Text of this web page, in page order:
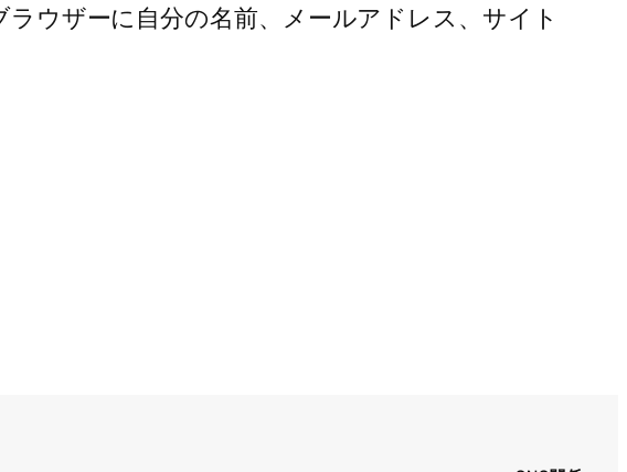
ウザーに自分の名前、メールアドレス、サイト